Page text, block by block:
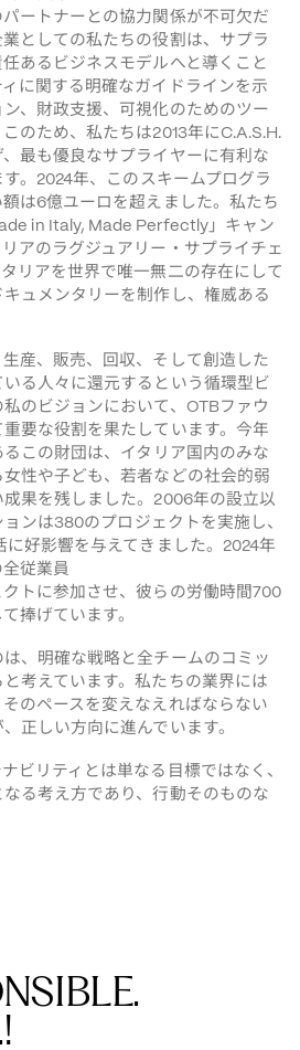
ートナーとの協力関係が不可欠だ
としての私たちの役割は、サプラ
あるビジネスモデルへと導くこと
に関する明確なガイドラインを示
、財政支援、可視化のためのツー
のため、私たちは2013年にC.A.S.H.
最も優良なサプライヤーに有利な
。 2024年、このスキームプログラ
は6億ユーロを超えました。私たち
in Italy, Made Perfectly 」キャン
アのラグジュアリー・サプライチェ
リアを世界で唯一無二の存在にして
ュメンタリーを制作し、権威ある
産、販売、回収、そして創造した
る人々に還元するという循環型ビ
のビジョンにおいて、 OTBファウ
要な役割を果たしています。今年
この財団は、イタリア国内のみな
性や子ども、若者などの社会的弱
果を残しました。 2006年の設立以
ンは380のプロジェクトを実施し、
好影響を与えてきました。 2024年
従業員
トに参加させ、彼らの労働時間700
捧げています。
、明確な戦略と全チームのコミッ
考えています。私たちの業界には
のペースを変えなえればならない
正しい方向に進んでいます。
ビリティとは単なる目標ではなく、
る考え方であり、行動そのものな